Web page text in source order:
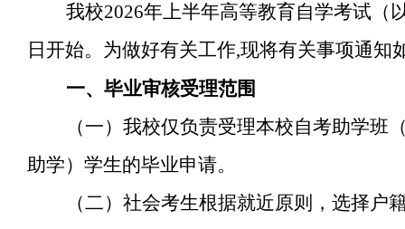
我校2026年上半年高等教育自学考试（
日开始。为做好有关工作,现将有关事项通知
一、毕业审核受理范围
（一）我校仅负责受理本校自考助学
助学）学生的毕业申请。
（二）社会考生根据就近原则，选择